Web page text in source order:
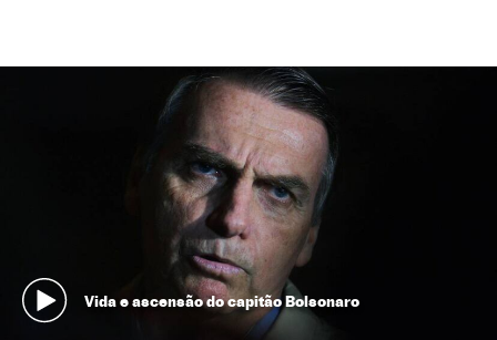
Vida e ascensão do capitão Bolsonaro